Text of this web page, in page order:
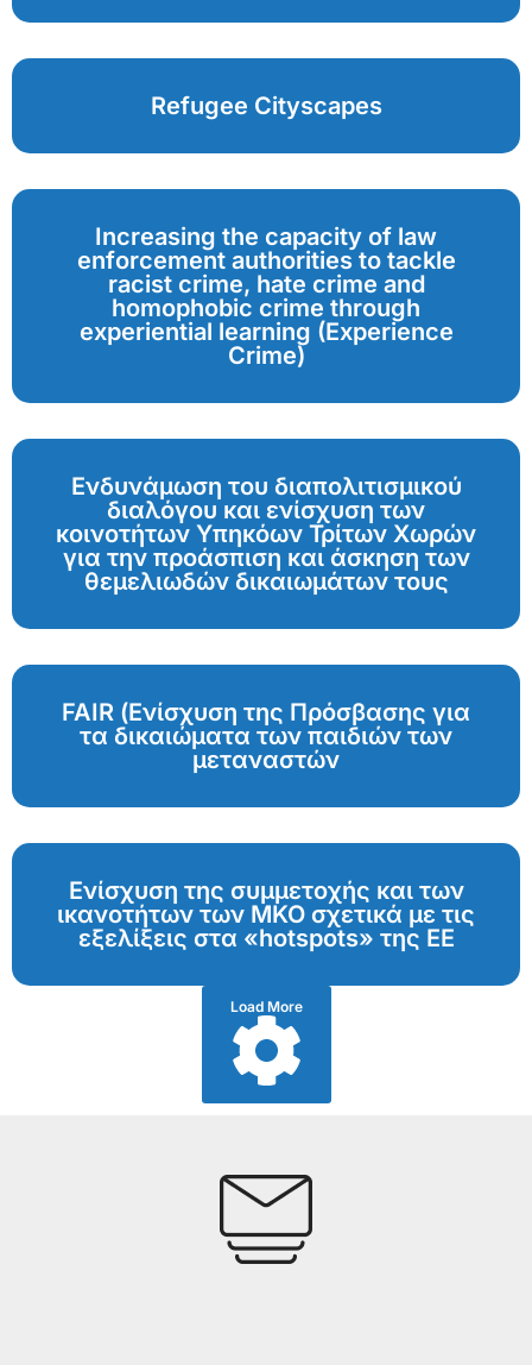
Refugee Cityscapes
Increasing the capacity of law
enforcement authorities to tackle
racist crime, hate crime and
homophobic crime through
experiential learning (Experience
Crime)
Ενδυνάμωση του διαπολιτισμικού
διαλόγου και ενίσχυση των
κοινοτήτων Υπηκόων Τρίτων Χωρών
για την προάσπιση και άσκηση των
θεμελιωδών δικαιωμάτων τους
FAIR (Ενίσχυση της Πρόσβασης για
τα δικαιώματα των παιδιών των
μεταναστών
Ενίσχυση της συμμετοχής και των
ικανοτήτων των ΜΚΟ σχετικά με τις
εξελίξεις στα «hotspots» της ΕΕ
Load More